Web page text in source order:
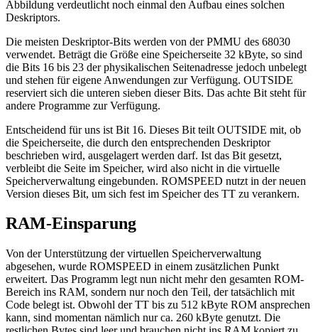
Abbildung verdeutlicht noch einmal den Aufbau eines solchen
Deskriptors.
Die meisten Deskriptor-Bits werden von der PMMU des 68030
verwendet. Beträgt die Größe eine Speicherseite 32 kByte, so sind
die Bits 16 bis 23 der physikalischen Seitenadresse jedoch unbelegt
und stehen für eigene Anwendungen zur Verfügung. OUTSIDE
reserviert sich die unteren sieben dieser Bits. Das achte Bit steht für
andere Programme zur Verfügung.
Entscheidend für uns ist Bit 16. Dieses Bit teilt OUTSIDE mit, ob
die Speicherseite, die durch den entsprechenden Deskriptor
beschrieben wird, ausgelagert werden darf. Ist das Bit gesetzt,
verbleibt die Seite im Speicher, wird also nicht in die virtuelle
Speicherverwaltung eingebunden. ROMSPEED nutzt in der neuen
Version dieses Bit, um sich fest im Speicher des TT zu verankern.
RAM-Einsparung
Von der Unterstützung der virtuellen Speicherverwaltung
abgesehen, wurde ROMSPEED in einem zusätzlichen Punkt
erweitert. Das Programm legt nun nicht mehr den gesamten ROM-
Bereich ins RAM, sondern nur noch den Teil, der tatsächlich mit
Code belegt ist. Obwohl der TT bis zu 512 kByte ROM ansprechen
kann, sind momentan nämlich nur ca. 260 kByte genutzt. Die